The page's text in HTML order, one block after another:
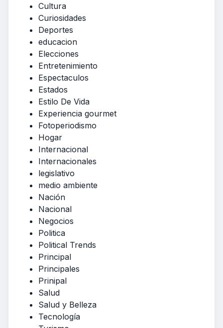
Cultura
Curiosidades
Deportes
educacion
Elecciones
Entretenimiento
Espectaculos
Estados
Estilo De Vida
Experiencia gourmet
Fotoperiodismo
Hogar
Internacional
Internacionales
legislativo
medio ambiente
Nación
Nacional
Negocios
Politica
Political Trends
Principal
Principales
Prinipal
Salud
Salud y Belleza
Tecnología